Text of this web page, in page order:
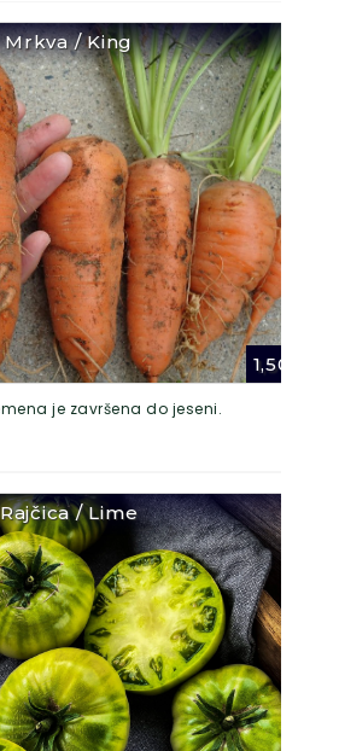
Mrkva / King
1,50
je završena do jeseni.
Rajčica / Lime